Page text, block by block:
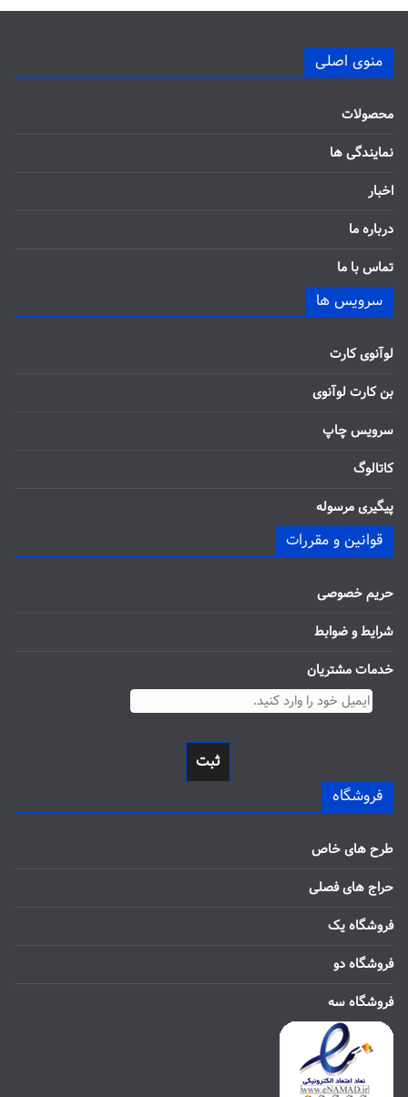
منوی اصلی
محصولات
نمایندگی ها
اخبار
درباره ما
تماس با ما
سرویس ها
لوآنوی کارت
بن کارت لوآنوی
سرویس چاپ
کاتالوگ
پیگیری مرسوله
قوانین و مقررات
حریم خصوصی
شرایط و ضوابط
خدمات مشتریان
ثبت
فروشگاه
طرح های خاص
حراج های فصلی
فروشگاه یک
فروشگاه دو
فروشگاه سه